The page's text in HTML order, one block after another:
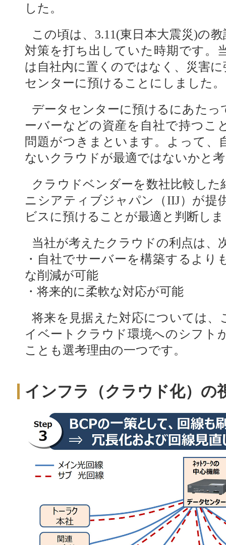
した。
この頃は、3.11(東日本大震災)の
対策を打ち出していた時期です。
は自社内に置くのではなく、災害
センターに預けることにしました。
データセンターに預けるにあた
ーバーなどの資産を自社で持つこ
問題がつきまといます。よって、
ないクラウドが最適ではないかと
クラウドベンダーを数社比較し
ニシアティブジャパン（IIJ）が提
ビスに預けることが最適と判断し
当社が考えたクラウドの利点は、
・自社でサーバーを構築するより
な削減が可能
・将来的に柔軟な対応が可能
将来を見据えた対応については
イベートクラウド環境へのシフト
ことも選考理由の一つです。
インフラ（クラウド化）の